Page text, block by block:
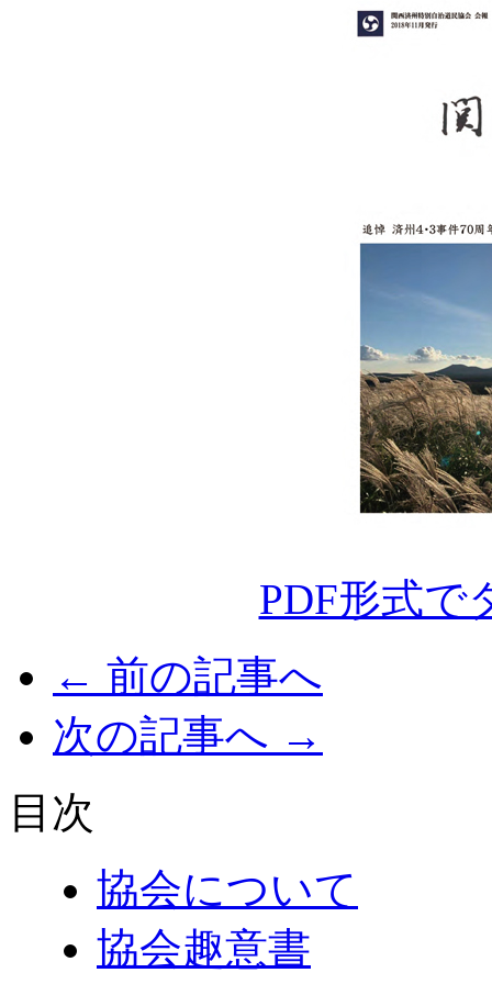
PDF形式で
← 前の記事へ
次の記事へ →
目次
協会について
協会趣意書